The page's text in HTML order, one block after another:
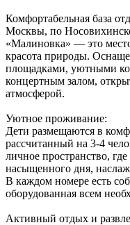
Комфортабельная база
Москвы, по
«Малиновка» — это
красота природы.
площадками, уютными
концертным залом,
атмосферой.
Уютное проживание:
Дети размещаются в
рассчитанный на 3-4
личное пространство,
насыщенного дня,
В каждом номере есть
оборудованная всем
Активный отдых и